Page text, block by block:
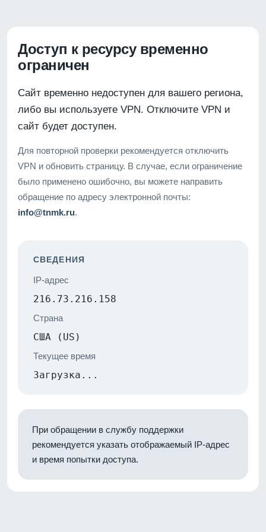
Доступ к ресурсу временно
ограничен
Сайт временно недоступен для вашего региона,
либо вы используете VPN. Отключите VPN и
сайт будет доступен.
Для повторной проверки рекомендуется отключить
VPN и обновить страницу. В случае, если ограничение
было применено ошибочно, вы можете направить
обращение по адресу электронной почты:
info@tnmk.ru.
СВЕДЕНИЯ
IP-адрес
216.73.216.158
Страна
США (US)
Текущее время
Загрузка...
При обращении в службу поддержки
рекомендуется указать отображаемый IP-адрес
и время попытки доступа.